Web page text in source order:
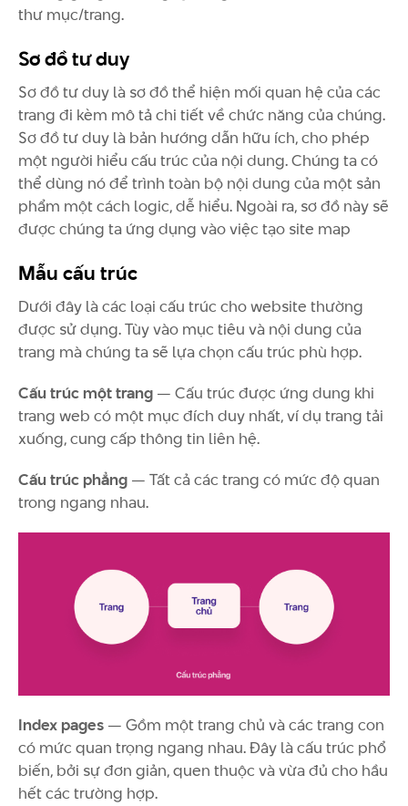
thư mục/trang.
Sơ đồ tư duy
Sơ đồ tư duy là sơ đồ thể hiện mối quan hệ của các
trang đi kèm mô tả chi tiết về chức năng của chúng.
Sơ đồ tư duy là bản hướng dẫn hữu ích, cho phép
một người hiểu cấu trúc của nội dung. Chúng ta có
thể dùng nó để trình toàn bộ nội dung của một sản
phẩm một cách logic, dễ hiểu. Ngoài ra, sơ đồ này sẽ
được chúng ta ứng dụng vào việc tạo site map
Mẫu cấu trúc
Dưới đây là các loại cấu trúc cho website thường
được sử dụng. Tùy vào mục tiêu và nội dung của
trang mà chúng ta sẽ lựa chọn cấu trúc phù hợp.
Cấu trúc một trang — Cấu trúc được ứng dung khi
trang web có một mục đích duy nhất, ví dụ trang tải
xuống, cung cấp thông tin liên hệ.
Cấu trúc phẳng — Tất cả các trang có mức độ quan
trong ngang nhau.
Index pages — Gồm một trang chủ và các trang con
có mức quan trọng ngang nhau. Đây là cấu trúc phổ
biến, bởi sự đơn giản, quen thuộc và vừa đủ cho hầu
hết các trường hợp.